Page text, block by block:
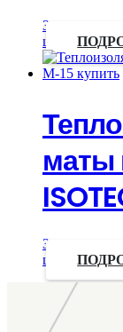
Запросить
цену
маты
Запросить
цену